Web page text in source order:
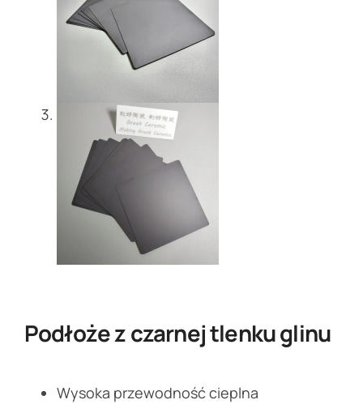
Podłoże z czarnej tlenku glinu
Wysoka przewodność cieplna